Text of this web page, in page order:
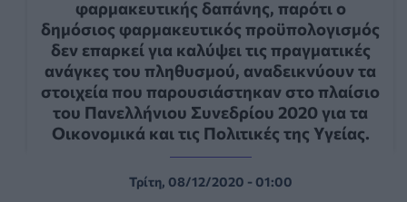
φαρμακευτικής δαπάνης, παρότι ο
δημόσιος φαρμακευτικός προϋπολογισμός
δεν επαρκεί για καλύψει τις πραγματικές
ανάγκες του πληθυσμού, αναδεικνύουν τα
στοιχεία που παρουσιάστηκαν στο πλαίσιο
του Πανελλήνιου Συνεδρίου 2020 για τα
Οικονομικά και τις Πολιτικές της Υγείας.
Τρίτη, 08/12/2020 - 01:00